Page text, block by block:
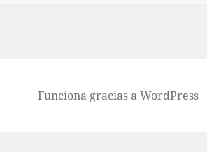
Funciona gracias a WordPress